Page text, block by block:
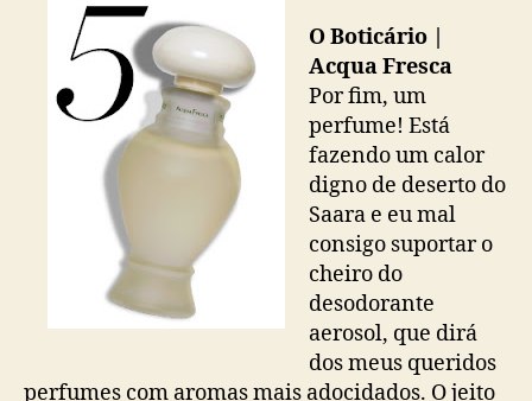
O Boticário |
Acqua Fresca
Por fim, um
perfume! Está
fazendo um calor
digno de deserto do
Saara e eu mal
consigo suportar o
cheiro do
desodorante
aerosol, que dirá
dos meus queridos
perfumes com aromas mais adocidados. O jeito